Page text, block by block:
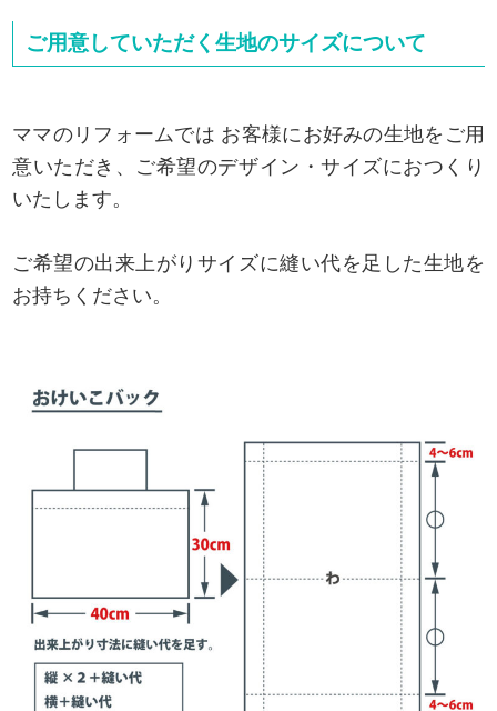
ご用意していただく生地のサイズについて
ママのリフォームでは お客様にお好みの生地をご用
意いただき、ご希望のデザイン・サイズにおつくり
いたします。
ご希望の出来上がりサイズに縫い代を足した生地を
お持ちください。